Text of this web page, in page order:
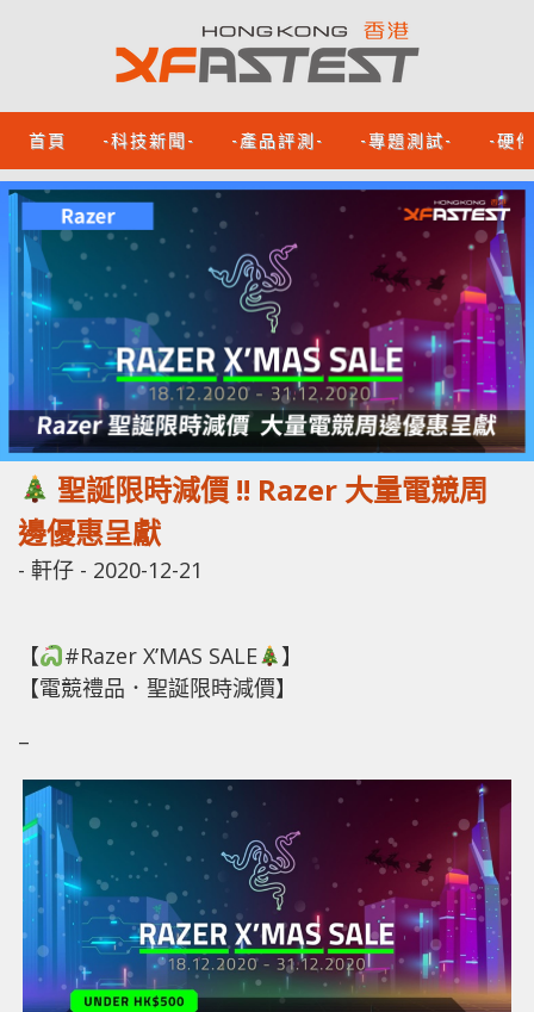
首頁 -科技新聞- -產品評測- -專題測試- -硬
聖誕限時減價 !! Razer 大量電競周
邊優惠呈獻
- 軒仔 - 2020-12-21
【 #Razer X’MAS SALE
】
【電競禮品．聖誕限時減價】
–